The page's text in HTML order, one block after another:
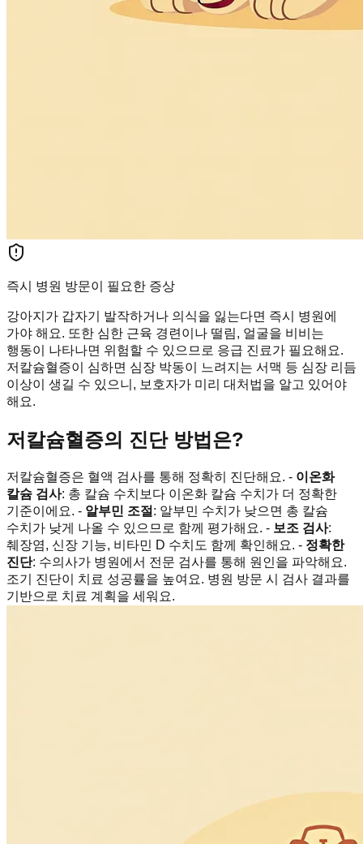
즉시 병원 방문이 필요한 증상
강아지가 갑자기 발작하거나 의식을 잃는다면 즉시 병원에
가야 해요. 또한 심한 근육 경련이나 떨림, 얼굴을 비비는
행동이 나타나면 위험할 수 있으므로 응급 진료가 필요해요.
저칼슘혈증이 심하면 심장 박동이 느려지는 서맥 등 심장 리듬
이상이 생길 수 있으니, 보호자가 미리 대처법을 알고 있어야
해요.
저칼슘혈증의 진단 방법은?
저칼슘혈증은 혈액 검사를 통해 정확히 진단해요. - 이온화
칼슘 검사: 총 칼슘 수치보다 이온화 칼슘 수치가 더 정확한
기준이에요. - 알부민 조절 : 알부민 수치가 낮으면 총 칼슘
수치가 낮게 나올 수 있으므로 함께 평가해요. - 보조 검사:
췌장염, 신장 기능, 비타민 D 수치도 함께 확인해요. - 정확한
진단: 수의사가 병원에서 전문 검사를 통해 원인을 파악해요.
조기 진단이 치료 성공률을 높여요. 병원 방문 시 검사 결과를
기반으로 치료 계획을 세워요.